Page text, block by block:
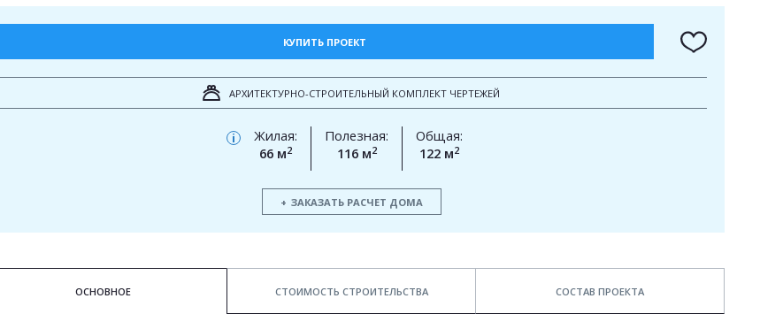
КУПИТЬ ПРОЕКТ
АРХИТЕКТУРНО-СТРОИТЕЛЬНЫЙ КОМПЛЕКТ ЧЕРТЕЖЕЙ
i
Жилая:
66 м2
Полезная:
116 м2
Общая:
122 м2
ЗАКАЗАТЬ РАСЧЕТ ДОМА
ОСНОВНОЕ СТОИМОСТЬ СТРОИТЕЛЬСТВА СОСТАВ ПРОЕКТА